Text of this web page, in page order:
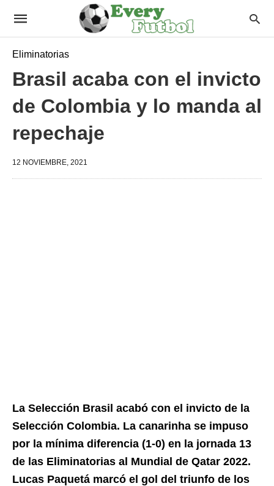
Eliminatorias
Brasil acaba con el invicto
de Colombia y lo manda al
repechaje
12 NOVIEMBRE, 2021
La Selección Brasil acabó con el invicto de la
Selección Colombia. La canarinha se impuso
por la mínima diferencia (1-0) en la jornada 13
de las Eliminatorias al Mundial de Qatar 2022.
Lucas Paquetá marcó el gol del triunfo de los